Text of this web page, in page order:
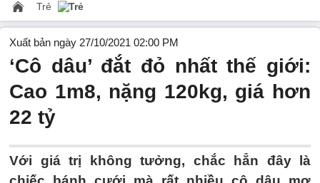
Trẻ Trẻ
Xuất bản ngày 27/10/2021 02:00 PM
‘Cô dâu’ đắt đỏ nhất thế giới:
Cao 1m8, nặng 120kg, giá hơn
22 tỷ
Với giá trị không tưởng, chắc hẳn đây là